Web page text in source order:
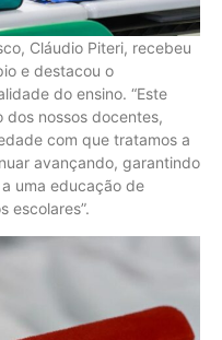
Cláudio Piteri, recebeu
e destacou o
do ensino. “Este
dos nossos docentes,
com que tratamos a
avançando, garantindo
uma educação de
escolares”.